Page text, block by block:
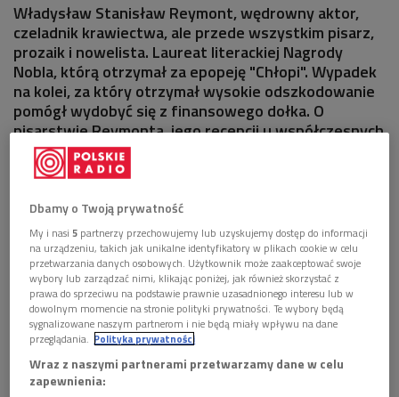
Władysław Stanisław Reymont, wędrowny aktor,
czeladnik krawiectwa, ale przede wszystkim pisarz,
prozaik i nowelista. Laureat literackiej Nagrody
Nobla, którą otrzymał za epopeję "Chłopi". Wypadek
na kolei, za który otrzymał wysokie odszkodowanie
pomógł wydobyć się z finansowego dołka. O
pisarstwie Reymonta, jego recepcji u współczesnych
mu i odbiorze dzisiaj, Katarzyna Hagmajer-Kwiatek
rozmawiała z prof. Marią Olszewską z Uniwersytetu
Dbamy o Twoją prywatność
My i nasi5 partnerzy przechowujemy lub uzyskujemy dostęp do informacji
na urządzeniu, takich jak unikalne identyfikatory w plikach cookie w celu
przetwarzania danych osobowych. Użytkownik może zaakceptować swoje
wybory lub zarządzać nimi, klikając poniżej, jak również skorzystać z
prawa do sprzeciwu na podstawie prawnie uzasadnionego interesu lub w
dowolnym momencie na stronie polityki prywatności. Te wybory będą
sygnalizowane naszym partnerom i nie będą miały wpływu na dane
przeglądania. Polityka prywatności
Wraz z naszymi partnerami przetwarzamy dane w celu
zapewnienia: